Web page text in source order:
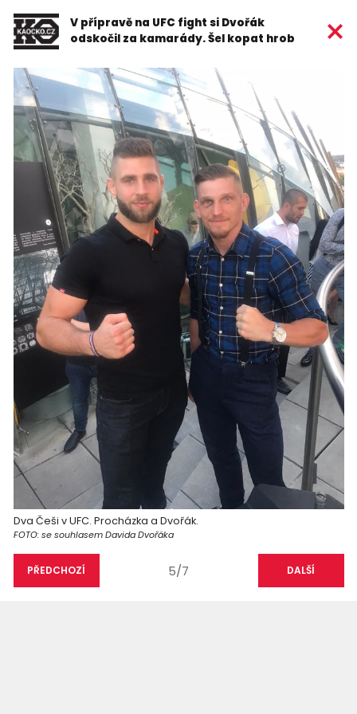
V přípravě na UFC fight si Dvořák
odskočil za kamarády. Šel kopat hrob
Dva Češi v UFC. Procházka a Dvořák.
FOTO: se souhlasem Davida Dvořáka
PŘEDCHOZÍ 5/7 DALŠÍ